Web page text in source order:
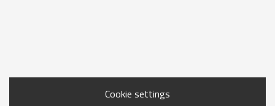
Cookie settings